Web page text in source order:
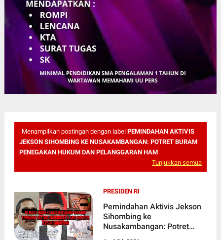
Menampilkan postingan dengan label PEMINDAHAN AKTIVIS
JEKSON SIHOMBING KE NUSAKAMBANGAN: POTRET BURAM
PENEGAKAN HUKUM DAN PELANGGARAN HAM
Tunjukkan semua
PRESIDEN RI
Pemindahan Aktivis Jekson
Sihombing ke
Nusakambangan: Potret